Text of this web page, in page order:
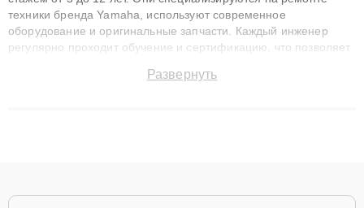
техники бренда Yamaha, используют современное
оборудование и оригинальные запчасти. Каждый инженер
регулярно проходит обучение и сертификацию, что позволяет
технику с сохранением гарантии до 3 лет. Наши мастера
Развернуть